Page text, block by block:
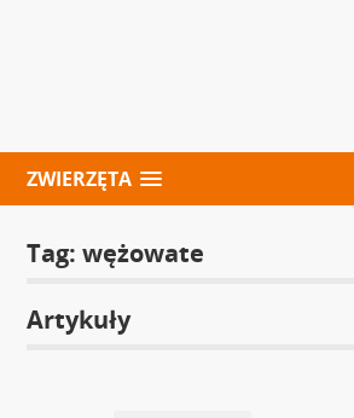
ZWIERZĘTA
Tag:wężowate
Artykuły